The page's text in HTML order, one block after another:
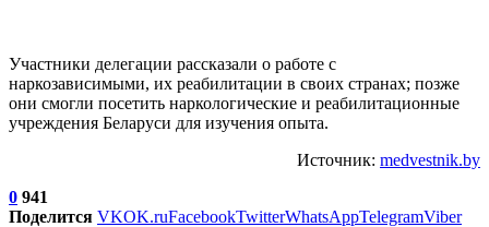
Участники делегации рассказали о работе с
наркозависимыми, их реабилитации в своих странах; позже
они смогли посетить наркологические и реабилитационные
учреждения Беларуси для изучения опыта.
Источник: medvestnik.by
0 941
Поделится VKOK.ruFacebookTwitterWhatsAppTelegramViber